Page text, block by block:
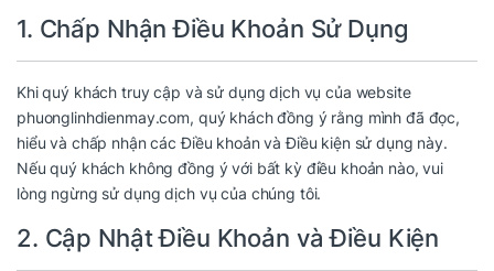
1. Chấp Nhận Điều Khoản Sử Dụng
Khi quý khách truy cập và sử dụng dịch vụ của website
phuonglinhdienmay.com, quý khách đồng ý rằng mình đã đọc,
hiểu và chấp nhận các Điều khoản và Điều kiện sử dụng này.
Nếu quý khách không đồng ý với bất kỳ điều khoản nào, vui
lòng ngừng sử dụng dịch vụ của chúng tôi.
2. Cập Nhật Điều Khoản và Điều Kiện